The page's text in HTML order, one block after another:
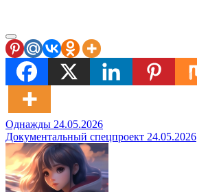
Навигация
по
записям
Однажды 24.05.2026
Документальный спецпроект 24.05.2026